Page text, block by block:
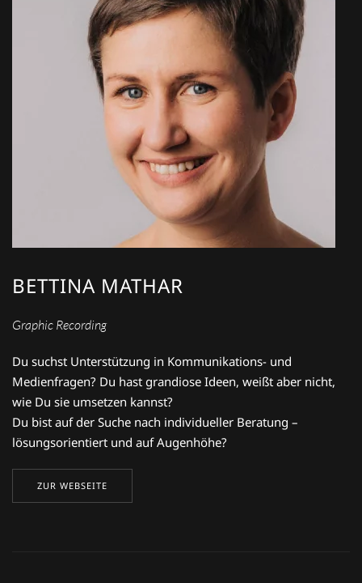
BETTINA MATHAR
Graphic Recording
Du suchst Unterstützung in Kommunikations- und
Medienfragen? Du hast grandiose Ideen, weißt aber nicht,
wie Du sie umsetzen kannst?
Du bist auf der Suche nach individueller Beratung –
lösungsorientiert und auf Augenhöhe?
ZUR WEBSEITE